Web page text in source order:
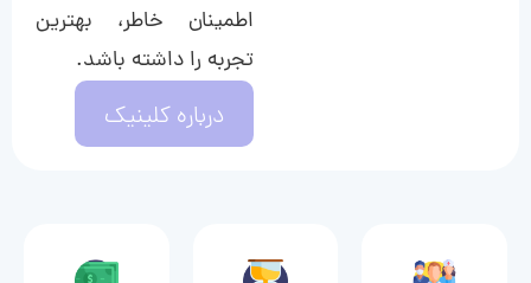
اطمینان خاطر، بهترین
تجربه را داشته باشد.
درباره کلینیک